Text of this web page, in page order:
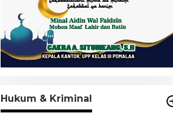
Hukum & Kriminal